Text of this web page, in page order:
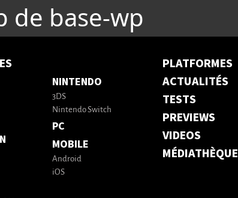
de base-wp
NINTENDO
3DS
Nintendo Switch
PC
MOBILE
Android
iOS
PLATFORMES
ACTUALITÉS
TESTS
PREVIEWS
VIDEOS
MÉDIATHÈQUE